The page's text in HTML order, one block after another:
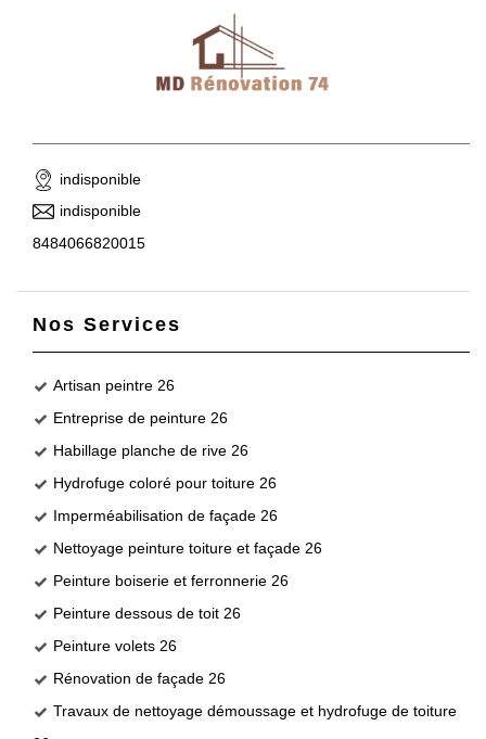
indisponible
indisponible
8484066820015
Nos Services
Artisan peintre 26
Entreprise de peinture 26
Habillage planche de rive 26
Hydrofuge coloré pour toiture 26
Imperméabilisation de façade 26
Nettoyage peinture toiture et façade 26
Peinture boiserie et ferronnerie 26
Peinture dessous de toit 26
Peinture volets 26
Rénovation de façade 26
Travaux de nettoyage démoussage et hydrofuge de toiture